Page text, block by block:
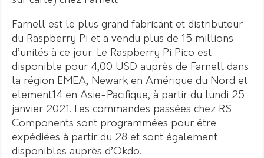
Farnell est le plus grand fabricant et distributeur
du Raspberry Pi et a vendu plus de 15 millions
d’unités à ce jour. Le Raspberry Pi Pico est
disponible pour 4,00 USD auprès de Farnell dans
la région EMEA, Newark en Amérique du Nord et
element14 en Asie-Pacifique, à partir du lundi 25
janvier 2021. Les commandes passées chez RS
Components sont programmées pour être
expédiées à partir du 28 et sont également
disponibles auprès d’Okdo.